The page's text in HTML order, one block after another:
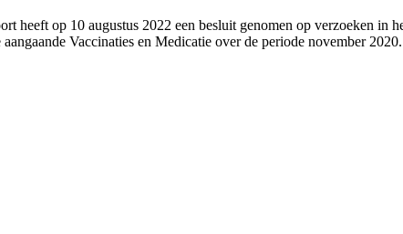
heeft op 10 augustus 2022 een besluit genomen op verzoeken in
Vaccinaties en Medicatie over de periode november 2020.